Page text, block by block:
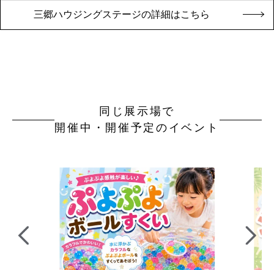
三郷ハウジングステージの詳細はこちら
同じ展示場で
開催中・開催予定のイベント